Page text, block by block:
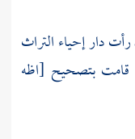
دار إحياء التراث
قامت بتصحيح [اظه